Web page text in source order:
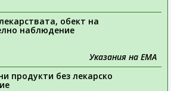
обект на
наблюдение
Указания на ЕМА
продукти без лекарско